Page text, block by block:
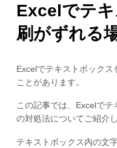
Excelでテ
刷がずれる
Excelでテキストボックス
ことがあります。
この記事では、Excelで
の対処法についてご紹介し
テキストボックス内の文